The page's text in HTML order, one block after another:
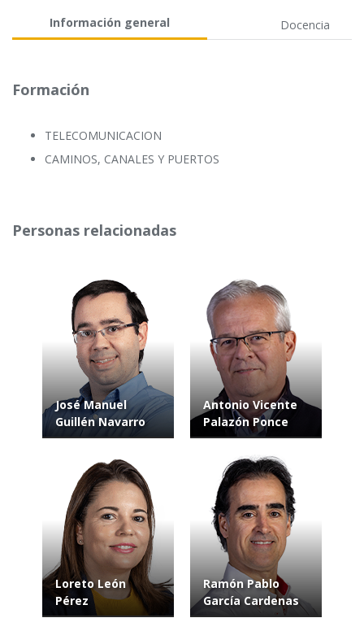
Información general Docencia
Formación
TELECOMUNICACION
CAMINOS, CANALES Y PUERTOS
Personas relacionadas
José Manuel
Guillén Navarro
Antonio Vicente
Palazón Ponce
Loreto León
Pérez
Ramón Pablo
García Cardenas